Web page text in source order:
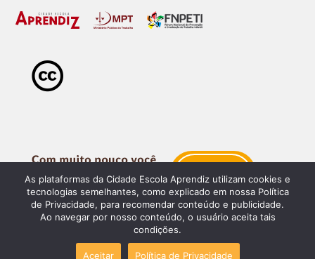
As plataformas da Cidade Escola Aprendiz utilizam cookies e
tecnologias semelhantes, como explicado em nossa Política
de Privacidade, para recomendar conteúdo e publicidade.
Ao navegar por nosso conteúdo, o usuário aceita tais
condições.
Aceitar Política de Privacidade